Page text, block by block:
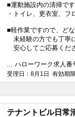
■運動施設内の清掃です
・トイレ、更衣室、フ
■軽作業ですので、ど
未経験の方でも丁寧
安心してご応募くだ
... ハローワーク求人番
受理日：8月1日 有効期
テナントビル日常